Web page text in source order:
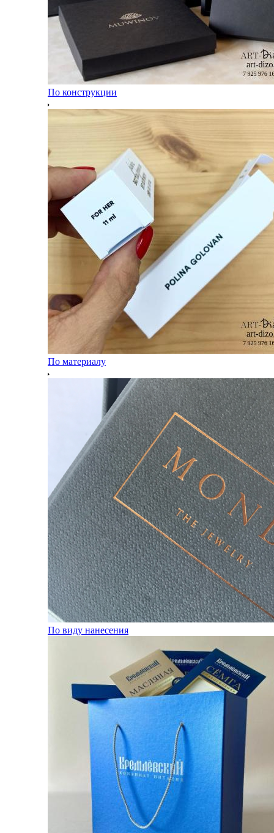
По конструкции
По материалу
По виду нанесения